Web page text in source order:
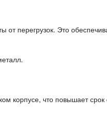
от перегрузок. Это
корпусе, что повышает